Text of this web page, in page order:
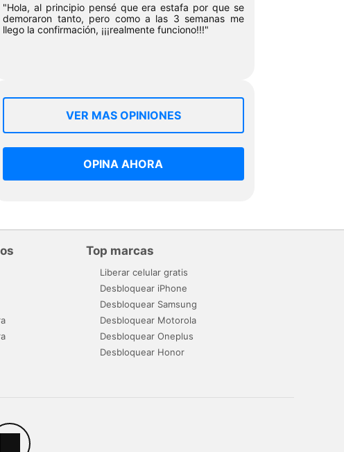
"Hola, al principio pensé que era estafa por que se
demoraron tanto, pero como a las 3 semanas me
llego la confirmación, ¡¡¡realmente funciono!!!"
VER MAS OPINIONES
OPINA AHORA
Top marcas
Liberar celular gratis
Desbloquear iPhone
Desbloquear Samsung
Desbloquear Motorola
Desbloquear Oneplus
Desbloquear Honor